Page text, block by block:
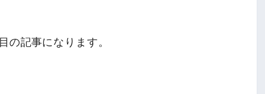
の記事になります。